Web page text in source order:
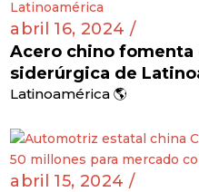
abril 16, 2024 /
Acero chino
siderúrgica de
Latinoamérica 🌎
abril 15, 2024 /